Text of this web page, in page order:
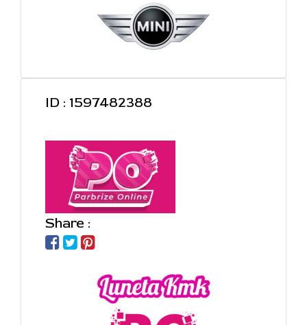
ID : 1597482388
Share :